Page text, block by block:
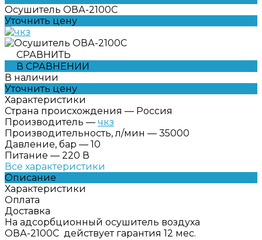
Осушитель ОВА-2100С
Уточнить цену
СРАВНИТЬ
В СРАВНЕНИИ
В наличии
Уточнить цену
Характеристики
Страна происхождения — Россия
Производитель — чкз
Производительность, л/мин — 35000
Давление, бар — 10
Питание — 220 В
Все характеристики
Описание
Характеристики
Оплата
Доставка
На адсорбционный осушитель воздуха
ОВА-2100С действует гарантия 12 мес.